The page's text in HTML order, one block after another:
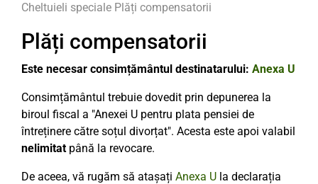
Cheltuieli speciale Plăți compensatorii
Plăți compensatorii
Este necesar consimțământul destinatarului: Anexa U
Consimțământul trebuie dovedit prin depunerea la
biroul fiscal a "Anexei U pentru plata pensiei de
întreținere către soțul divorțat". Acesta este apoi valabil
nelimitatpână la revocare.
De aceea, vă rugăm să atașați Anexa U la declarația